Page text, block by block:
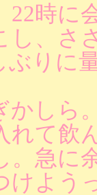
22時に
し、さ
ぶりに
かしら
れて飲
。急に
けよう